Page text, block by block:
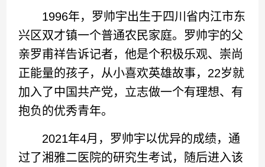
1996年，罗帅宇出生于四川省内江市东
兴区双才镇一个普通农民家庭。罗帅宇的父
亲罗甫祥告诉记者，他是个积极乐观、崇尚
正能量的孩子，从小喜欢英雄故事，22岁就
加入了中国共产党，立志做一个有理想、有
抱负的优秀青年。
2021年4月，罗帅宇以优异的成绩，通
过了湘雅二医院的研究生考试，随后进入该